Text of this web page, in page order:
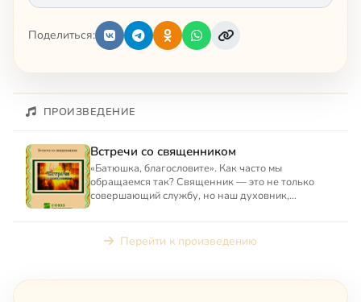
Поделиться:
ПРОИЗВЕДЕНИЕ
Встречи со священником
«Батюшка, благословите». Как часто мы
обращаемся так? Священник — это не только
совершающий службу, но наш духовник,
Перейти к произведению